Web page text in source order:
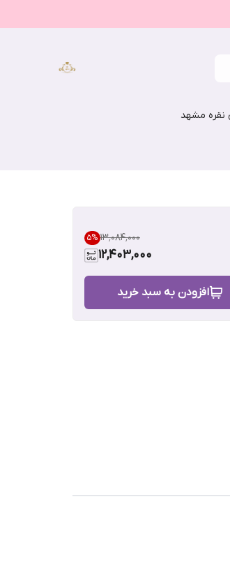
مشهد
۱۳٬۰۸۴٬۰۰۰ 5%
12,403,000
افزودن به سبد خرید